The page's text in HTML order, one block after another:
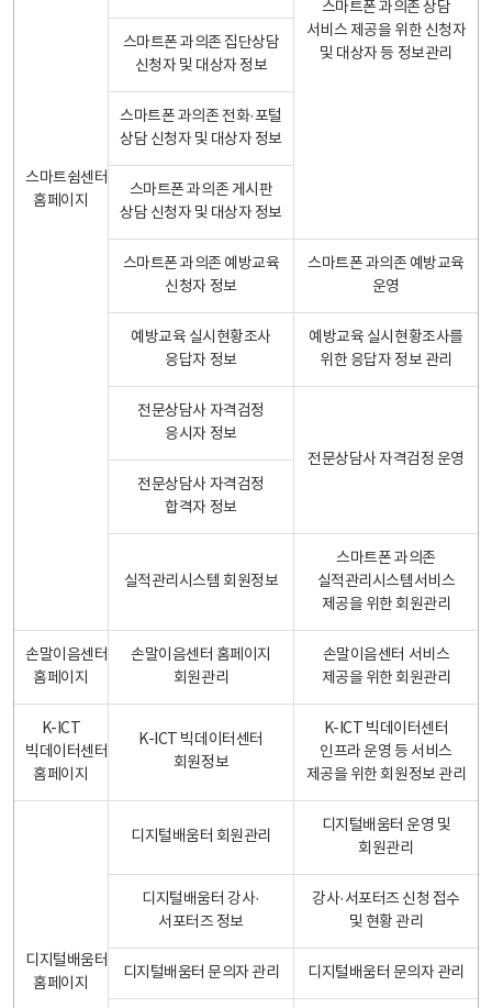
스마트쉼센터
홈페이지
스마트폰 과의존 상담
서비스 제공을 위한 신청자
및 대상자 등 정보관리
스마트폰 과의존 집단상담
신청자 및 대상자 정보
스마트폰 과의존 전화·포털
상담 신청자 및 대상자 정보
스마트폰 과의존 게시판
상담 신청자 및 대상자 정보
스마트폰 과의존 예방교육
신청자 정보
스마트폰 과의존 예방교육
운영
예방교육 실시현황조사
응답자 정보
예방교육 실시현황조사를
위한 응답자 정보 관리
전문상담사 자격검정
응시자 정보
전문상담사 자격검정 운영
전문상담사 자격검정
합격자 정보
실적관리시스템 회원정보
스마트폰 과의존
실적관리시스템서비스
제공을 위한 회원관리
손말이음센터
홈페이지
손말이음센터 홈페이지
회원관리
손말이음센터 서비스
제공을 위한 회원관리
K-ICT
빅데이터센터
홈페이지
K-ICT 빅데이터센터
회원정보
K-ICT 빅데이터센터
인프라 운영 등 서비스
제공을 위한 회원정보 관리
디지털배움터
홈페이지
디지털배움터 회원관리
디지털배움터 운영 및
회원관리
디지털배움터 강사·
서포터즈 정보
강사·서포터즈 신청 접수
및 현황 관리
디지털배움터 문의자 관리 디지털배움터 문의자 관리